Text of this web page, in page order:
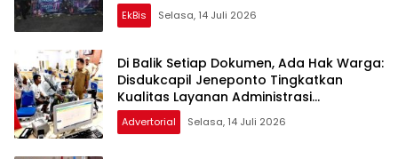
EkBis Selasa, 14 Juli 2026
Di Balik Setiap Dokumen, Ada Hak Warga:
Disdukcapil Jeneponto Tingkatkan
Kualitas Layanan Administrasi
Kependudukan
Advertorial Selasa, 14 Juli 2026